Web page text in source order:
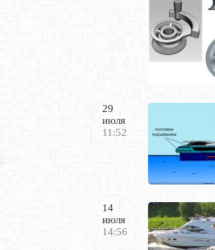
29
июля
11:52
14
июля
14:56